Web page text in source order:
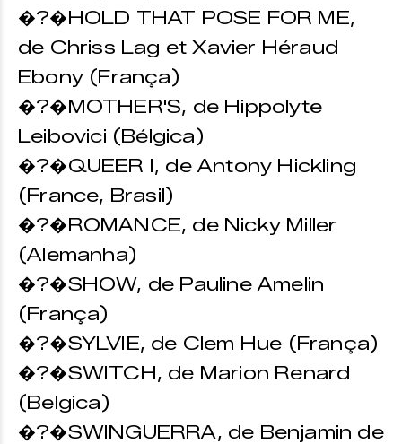
�?�HOLD THAT POSE FOR ME,
de Chriss Lag et Xavier Héraud
Ebony (França)
�?�MOTHER'S, de Hippolyte
Leibovici (Bélgica)
�?�QUEER I, de Antony Hickling
(France, Brasil)
�?�ROMANCE, de Nicky Miller
(Alemanha)
�?�SHOW, de Pauline Amelin
(França)
�?�SYLVIE, de Clem Hue (França)
�?�SWITCH, de Marion Renard
(Belgica)
�?�SWINGUERRA, de Benjamin de